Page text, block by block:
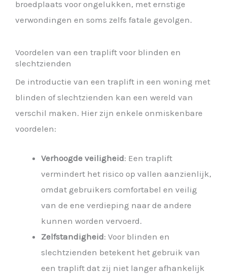
broedplaats voor ongelukken, met ernstige
verwondingen en soms zelfs fatale gevolgen.
Voordelen van een traplift voor blinden en
slechtzienden
De introductie van een traplift in een woning met
blinden of slechtzienden kan een wereld van
verschil maken. Hier zijn enkele onmiskenbare
voordelen:
Verhoogde veiligheid: Een traplift
vermindert het risico op vallen aanzienlijk,
omdat gebruikers comfortabel en veilig
van de ene verdieping naar de andere
kunnen worden vervoerd.
Zelfstandigheid: Voor blinden en
slechtzienden betekent het gebruik van
een traplift dat zij niet langer afhankelijk